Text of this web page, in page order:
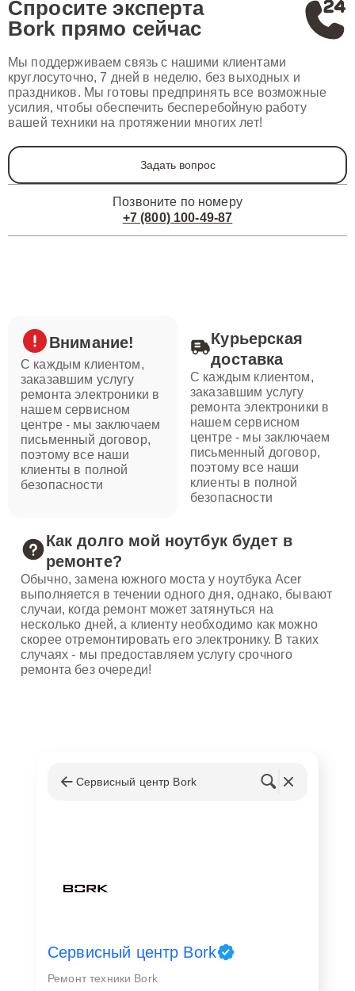
Спросите эксперта
Bork прямо сейчас
Мы поддерживаем связь с нашими клиентами
круглосуточно, 7 дней в неделю, без выходных и
праздников. Мы готовы предпринять все возможные
усилия, чтобы обеспечить бесперебойную работу
вашей техники на протяжении многих лет!
Задать вопрос
Позвоните по номеру
+7 (800) 100-49-87
Внимание!
С каждым клиентом,
заказавшим услугу
ремонта электроники в
нашем сервисном
центре - мы заключаем
письменный договор,
поэтому все наши
клиенты в полной
безопасности
Курьерская
доставка
С каждым клиентом,
заказавшим услугу
ремонта электроники в
нашем сервисном
центре - мы заключаем
письменный договор,
поэтому все наши
клиенты в полной
безопасности
Как долго мой ноутбук будет в
ремонте?
Обычно, замена южного моста у ноутбука Acer
выполняется в течении одного дня, однако, бывают
случаи, когда ремонт может затянуться на
несколько дней, а клиенту необходимо как можно
скорее отремонтировать его электронику. В таких
случаях - мы предоставляем услугу срочного
ремонта без очереди!
Сервисный центр Bork
Сервисный центр Bork
Ремонт техники Bork